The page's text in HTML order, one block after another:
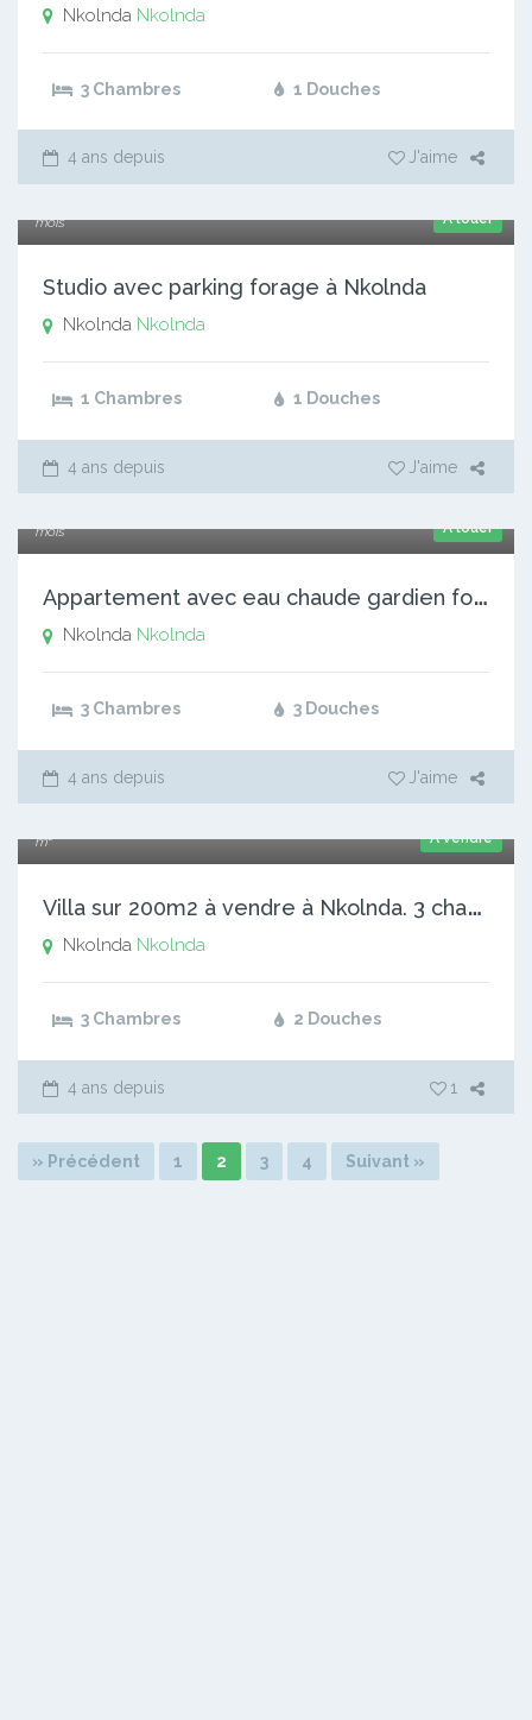
Nkolnda Nkolnda
3 Chambres 1 Douches
4 ans depuis J'aime
A louer
mois
Studio avec parking forage à Nkolnda
Nkolnda Nkolnda
1 Chambres 1 Douches
4 ans depuis J'aime
A louer
mois
A
ppartement avec eau chaude gardien forage Parking à Nkolnda
Nkolnda Nkolnda
3 Chambres 3 Douches
4 ans depuis J'aime
A vendre
m²
V
illa sur 200m2 à vendre à Nkolnda. 3 chambres 2 douches, sa
Nkolnda Nkolnda
3 Chambres 2 Douches
4 ans depuis 1
» Précédent 1 2 3 4 Suivant »